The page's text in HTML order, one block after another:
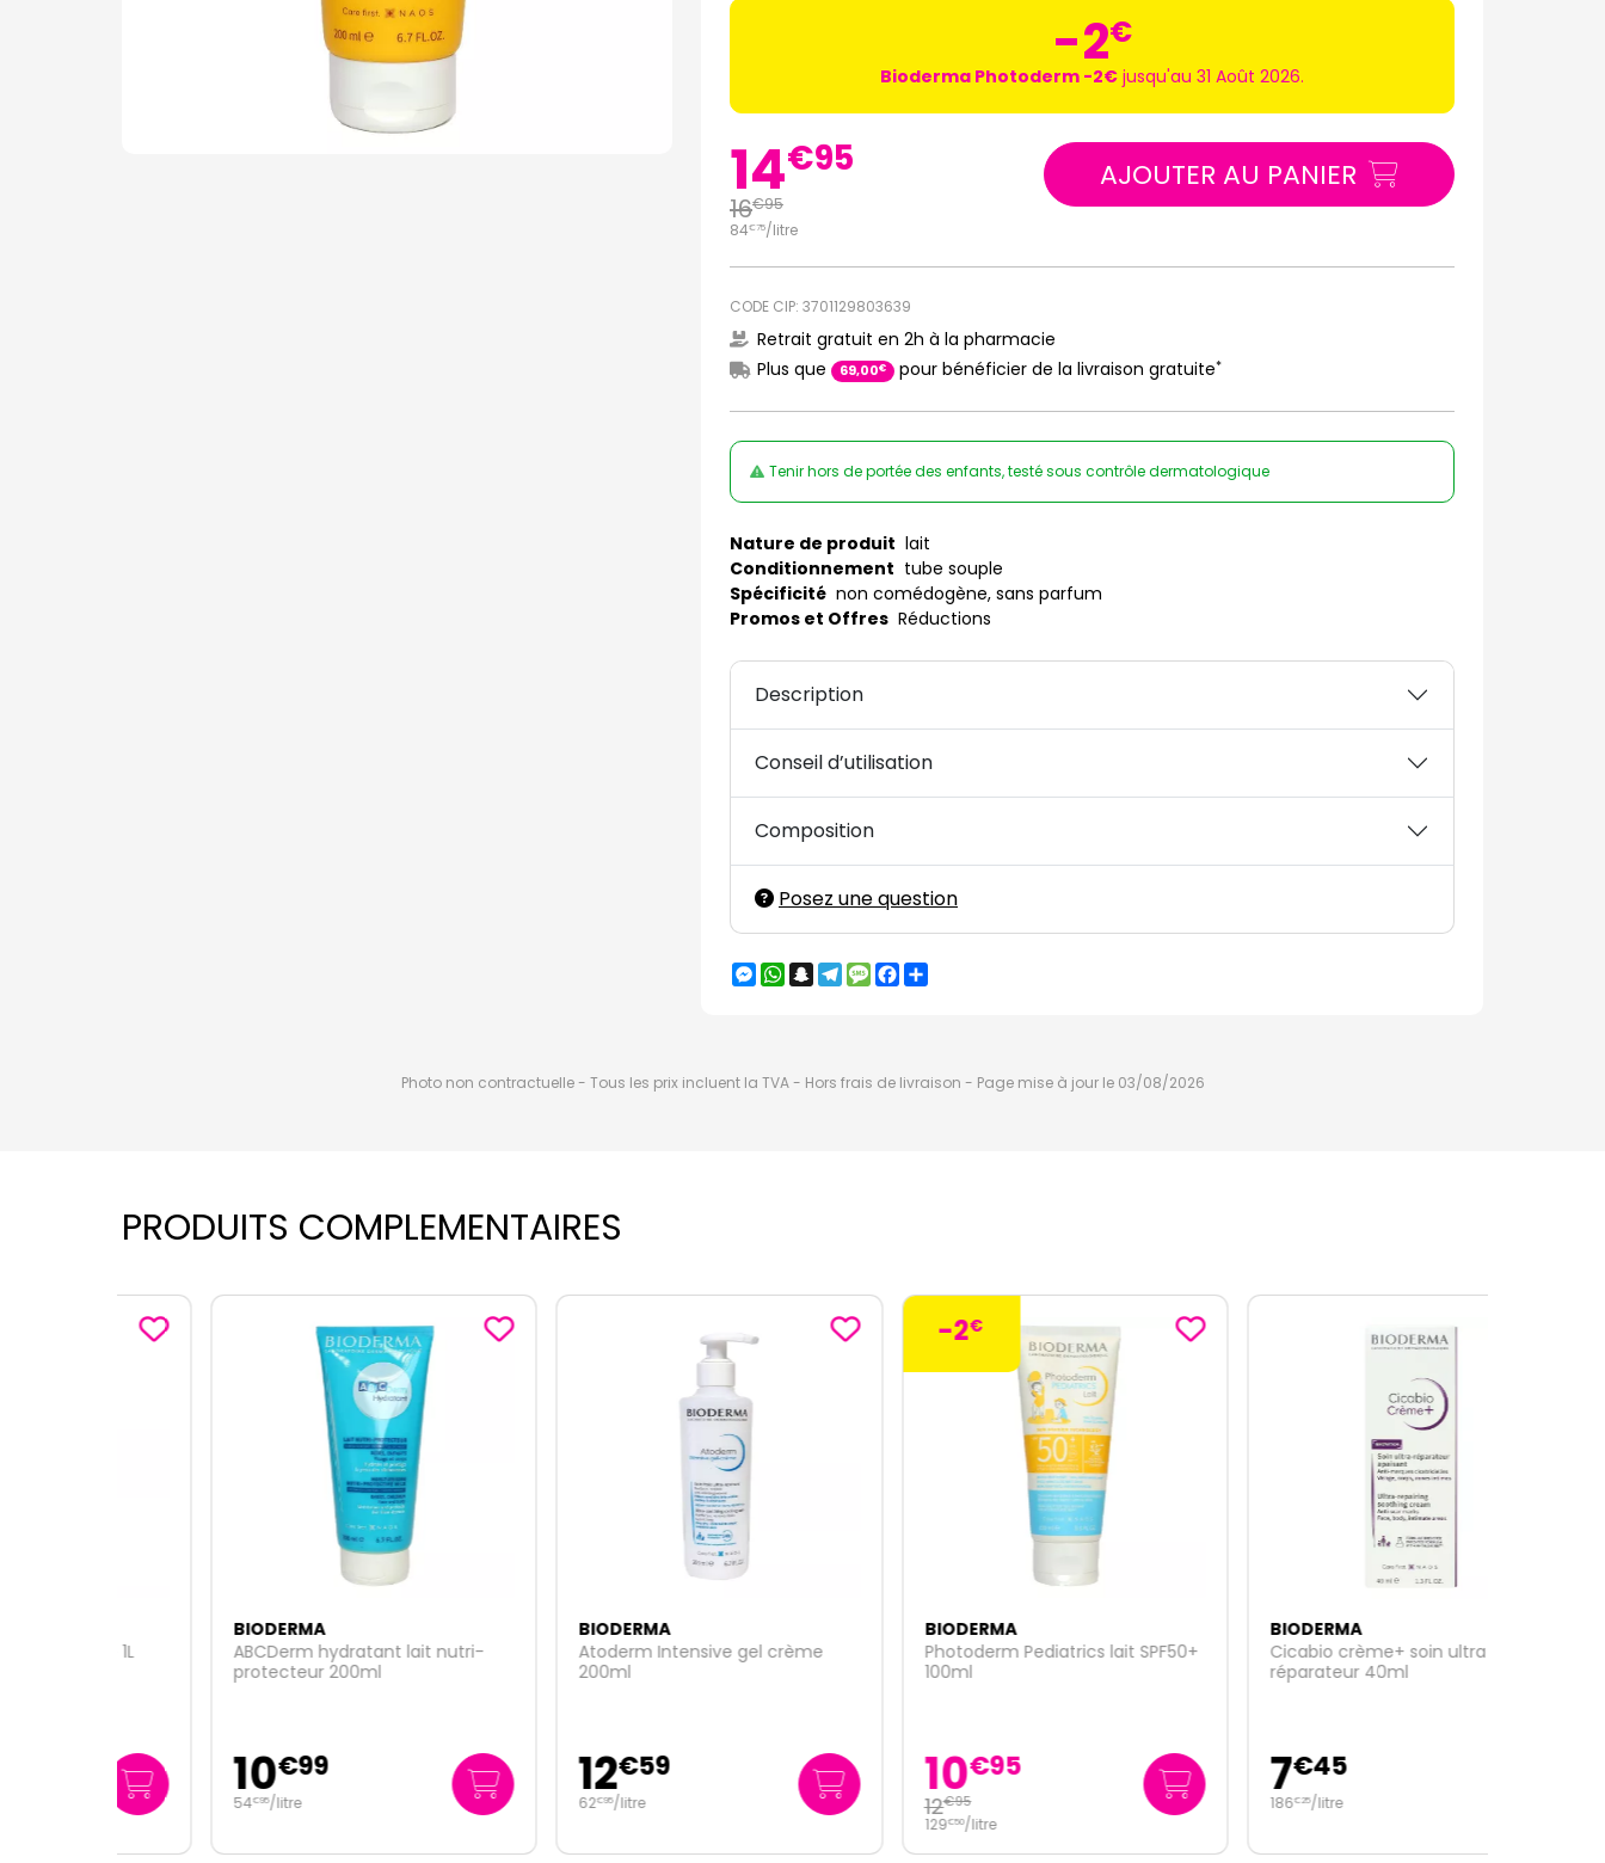
-2€
Bioderma Photoderm -2€ jusqu'au 31 Août 2026.
14€95
16€95
84€75/litre
AJOUTER AU PANIER
CODE CIP: 3701129803639
Retrait gratuit en 2h à la pharmacie
Plus que
69,00€ pour bénéficier de la livraison gratuite*
Tenir hors de portée des enfants, testé sous contrôle dermatologique
Nature de produit lait
Conditionnement tube souple
Spécificité non comédogène, sans parfum
Promos et Offres Réductions
Description
Conseil d’utilisation
Composition
Posez une question
Messenger
WhatsApp
Snapchat
Telegram
MessageFacebook
Photo non contractuelle - Tous les prix incluent la TVA - Hors frais de livraison - Page mise à jour le 03/08/2026
PRODUITS COMPLEMENTAIRES
BIODERMA
ABCDerm hydratant lait nutri-
protecteur 200ml
10 99
54€
BIODERMA
Atoderm Intensive gel crème
12 59
62€
-2
BIODERMA
Photoderm Pediatrics lait SPF50+
10 95
12€
BIODERMA
Cicabio crème+ soin ultra
réparateur 40ml
7€
186